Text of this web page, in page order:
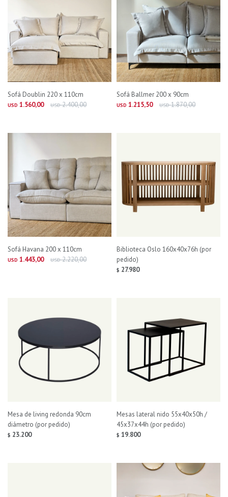
Sofá Doublin 220 x 110cm
USD 1.560,00 USD 2.400,00
Sofá Ballmer 200 x 90cm
USD 1.215,50 USD 1.870,00
Sofá Havana 200 x 110cm
USD 1.443,00 USD 2.220,00
Biblioteca Oslo 160x40x76h (por
pedido)
$ 27.980
Mesa de living redonda 90cm
diámetro (por pedido)
$ 23.200
Mesas lateral nido 55x40x50h /
45x37x44h (por pedido)
$ 19.800